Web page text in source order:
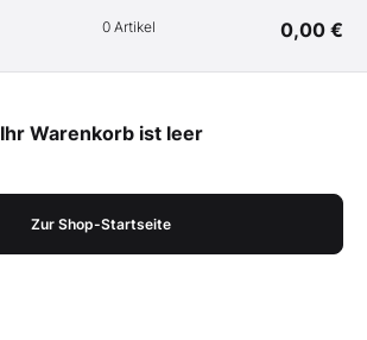
0 Artikel 0,00 €
Ihr Warenkorb ist leer
Zur Shop-Startseite